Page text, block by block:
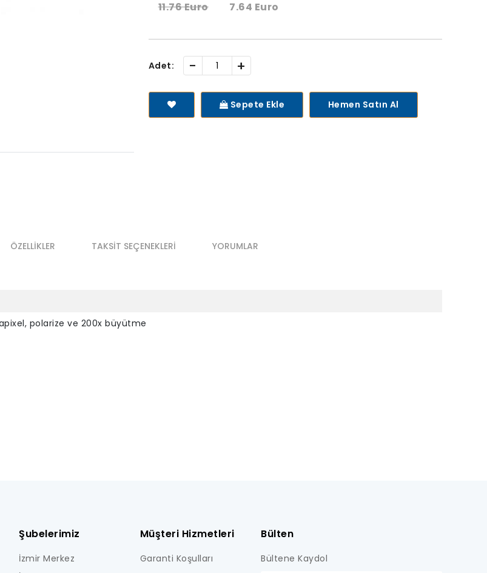
11.76 Euro 7.64 Euro
Adet: - +
Sepete Ekle Hemen Satın Al
ÖZELLIKLER TAKSIT SEÇENEKLERI YORUMLAR
polarize ve 200x büyütme
Şubelerimiz
İzmir Merkez
Müşteri Hizmetleri
Garanti Koşulları
Bülten
Bültene Kaydol